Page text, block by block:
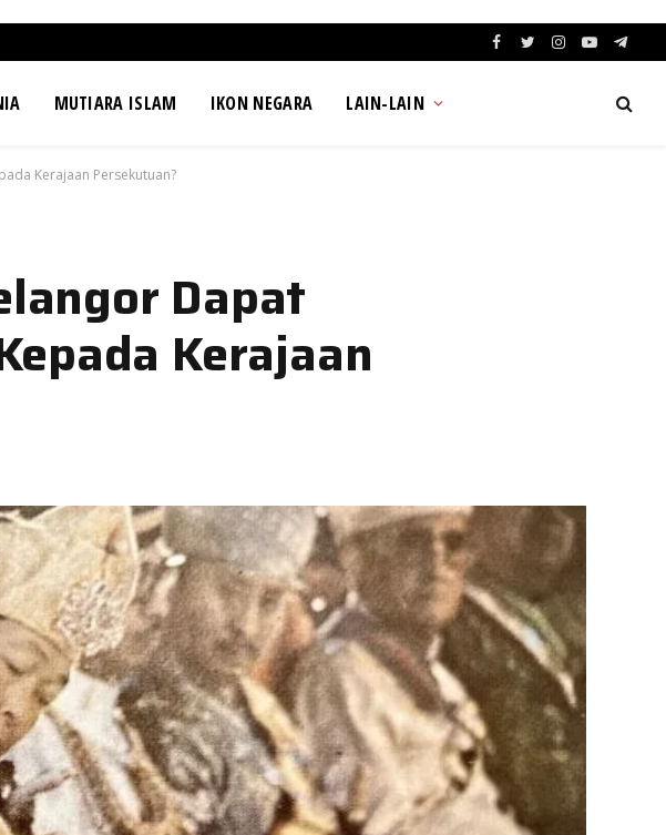
Facebook
TwitterInstagram
YouTube
MUTIARA ISLAM IKON NEGARA LAIN-LAIN
Kerajaan Persekutuan?
Dapat
Kerajaan